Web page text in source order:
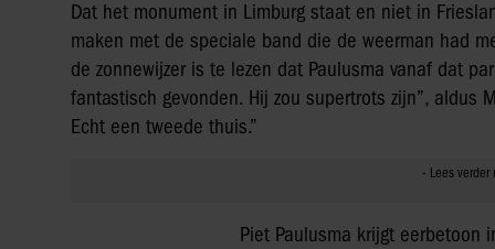
Dat het monument in Limburg staat en niet in
maken met de speciale band die de weerman had
de zonnewijzer is te lezen dat Paulusma vanaf dat
fantastisch gevonden. Hij zou supertrots zijn”, aldus
Echt een tweede thuis.”
Piet Paulusma krijgt eerbetoon